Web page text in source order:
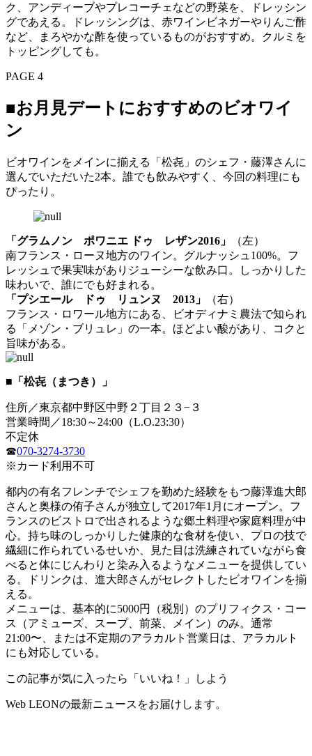
ク、アンディーブやプレコーチェなどの野菜を、ドレッシン
グであえる。ドレッシングは、赤ワインビネガーやりんご酢
など、まろやかな酢を使っているものがおすすめ。クルミを
トッピングしても。
PAGE 4
■お月見デートにおすすめのビオワイ
ン
ビオワインをメインに揃える「松㐂」のシェフ・藤澤さんに
選んでいただいた2本。誰でも飲みやすく、今回の料理にも
ぴったり。
「グラムノン ポワニエ ドゥ レザン2016」
（左）
南フランス・ローヌ地方のワイン。グルナッシュ100%。フ
レッシュで果実味がありジューシーな飲み口。しっかりした
味わいで、誰にでも好まれる。
「プシエール ドゥ リュンヌ 2013」
（右）
フランス・ロワール地方にある、ビオディナミ農法で知られ
る「メゾン・ブリュレ」の一本。ほどよい酸があり、コクと
旨味がある。
■「松㐂（まつき）」
住所／東京都中野区中野２丁目２３−３
営業時間／18:30～24:00（L.O.23:30）
不定休
☎070-3274-3730
※カード利用不可
都内の有名フレンチでシェフを勤めた経験をもつ藤澤進大郎
さんと奥様の侑子さんが独立して2017年1月にオープン。フ
ランスのビストロで出されるような郷土料理や家庭料理が中
心。持ち味のしっかりした健康的な食材を使い、プロの技で
繊細に作られているせいか、見た目は洗練されていながら食
べると体にじんわりと染み入るようなメニューを提供してい
る。ドリンクは、進大郎さんがセレクトしたビオワインを揃
える。
メニューは、基本的に5000円（税別）のプリフィクス・コー
ス（アミューズ、スープ、前菜、メイン）のみ。通常
21:00〜、または不定期のアラカルト営業日は、アラカルト
にも対応している。
この記事が気に入ったら「いいね！」しよう
Web LEONの最新ニュースをお届けします。